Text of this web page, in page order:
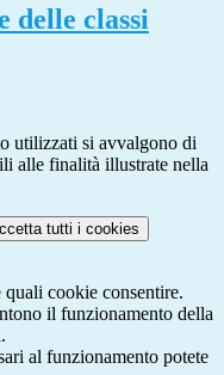
delle classi
utilizzati si avvalgono di
alle finalità illustrate nella
tutti i cookies
quali cookie consentire.
il funzionamento della
al funzionamento potete